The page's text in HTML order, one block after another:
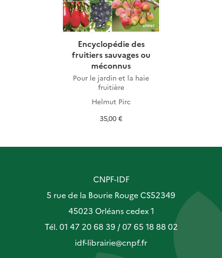
Encyclopédie des
fruitiers sauvages ou
méconnus
Pour le jardin et la haie
fruitière
Helmut Pirc
35,00 €
CNPF-IDF
5 rue de la Bourie Rouge CS52349
45023 Orléans cedex 1
Tél. 01 47 20 68 39 / 07 65 18 88 02
idf-librairie@cnpf.fr